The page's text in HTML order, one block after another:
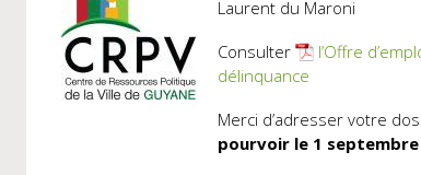
Laurent du Maroni
Consulter
l’Offre
délinquance
Merci d’adresser votre
pourvoir le 1 septembre